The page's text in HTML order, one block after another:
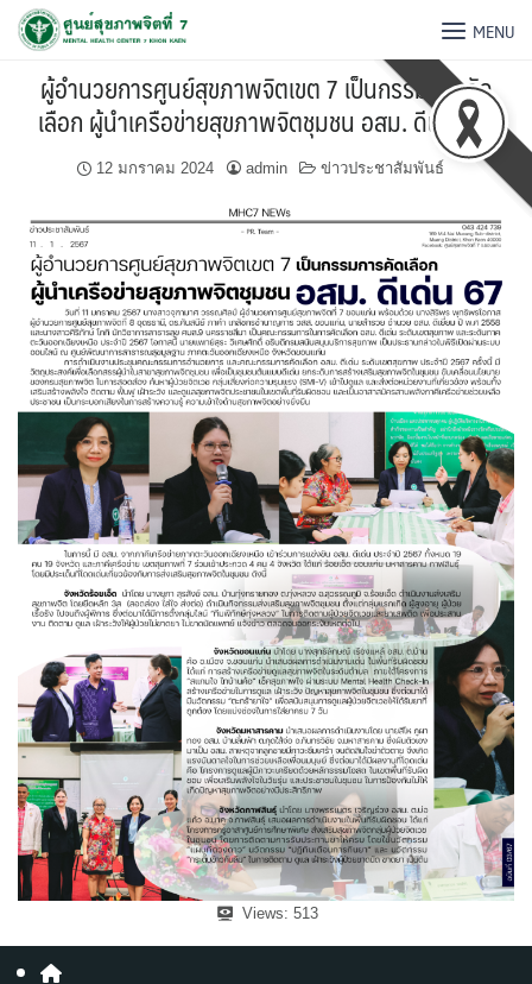
MENU
ผู้อำนวยการศูนย์สุขภาพจิตเขต 7 เป็นกรรมการคัด
เลือก ผู้นำเครือข่ายสุขภาพจิตชุมชน อสม. ดีเด่น 67
12 มกราคม 2024 admin ข่าวประชาสัมพันธ์
Views: 513